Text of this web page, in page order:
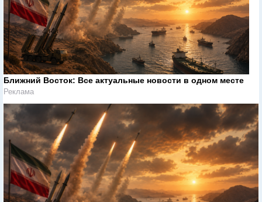
Ближний Восток: Все актуальные новости в одном месте
Реклама